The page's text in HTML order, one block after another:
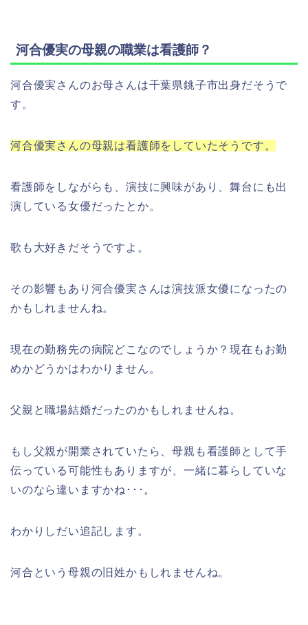
河合優実の母親の職業は看護師？
河合優実さんのお母さんは千葉県銚子市出身だそうで
す。
河合優実さんの母親は看護師をしていたそうです。
看護師をしながらも、演技に興味があり、舞台にも出
演している女優だったとか。
歌も大好きだそうですよ。
その影響もあり河合優実さんは演技派女優になったの
かもしれませんね。
現在の勤務先の病院どこなのでしょうか？現在もお勤
めかどうかはわかりません。
父親と職場結婚だったのかもしれませんね。
もし父親が開業されていたら、母親も看護師として手
伝っている可能性もありますが、一緒に暮らしていな
いのなら違いますかね･･･。
わかりしだい追記します。
河合という母親の旧姓かもしれませんね。